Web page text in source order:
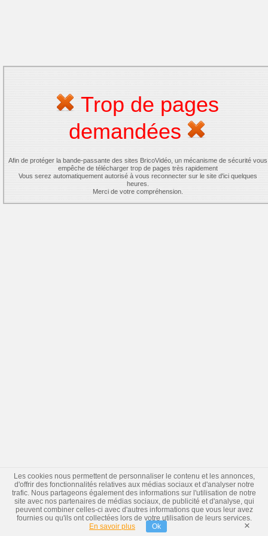
Trop de pages
demandées
Afin de protéger la bande-passante des sites BricoVidéo, un mécanisme de sécurité vous
empêche de télécharger trop de pages très rapidement
Vous serez automatiquement autorisé à vous reconnecter sur le site d'ici quelques
heures.
Merci de votre compréhension.
Les cookies nous permettent de personnaliser le contenu et les annonces,
d'offrir des fonctionnalités relatives aux médias sociaux et d'analyser notre
trafic. Nous partageons également des informations sur l'utilisation de notre
site avec nos partenaires de médias sociaux, de publicité et d'analyse, qui
peuvent combiner celles-ci avec d'autres informations que vous leur avez
fournies ou qu'ils ont collectées lors de votre utilisation de leurs services.
En savoir plus
Ok ×